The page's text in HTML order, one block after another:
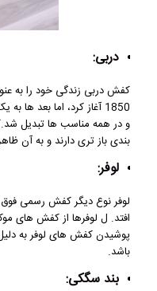
دربی:
کفش دربی زندگی خود را به
1850 آغاز کرد، اما بعد
و در همه مناسب ها تبدیل
بندی باز تری دارند و به آن
لوفر:
لوفر نوع دیگر کفش رسمی
افتد. ل لوفرها از کفش های
پوشیدن کفش های لوفر به
باشد.
بند سگکی: